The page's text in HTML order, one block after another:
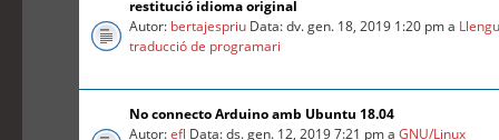
restitució idioma original
Autor: bertajespriu Data: dv. gen. 18, 2019 1:20 pm a
traducció de programari
No connecto Arduino amb Ubuntu 18.04
Autor:efl Data: ds. gen. 12, 2019 7:21 pm aGNU/Linux